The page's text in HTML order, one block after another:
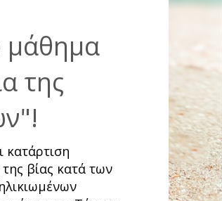
μάθημα
της
κατάρτιση
βίας κατά των